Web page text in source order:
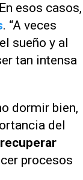
esos casos,
. “A veces
sueño y al
tan intensa
dormir bien,
del
procesos